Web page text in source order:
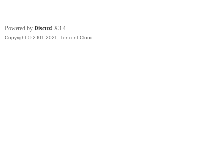
Powered by Discuz! X3.4
Copyright © 2001-2021, Tencent Cloud.